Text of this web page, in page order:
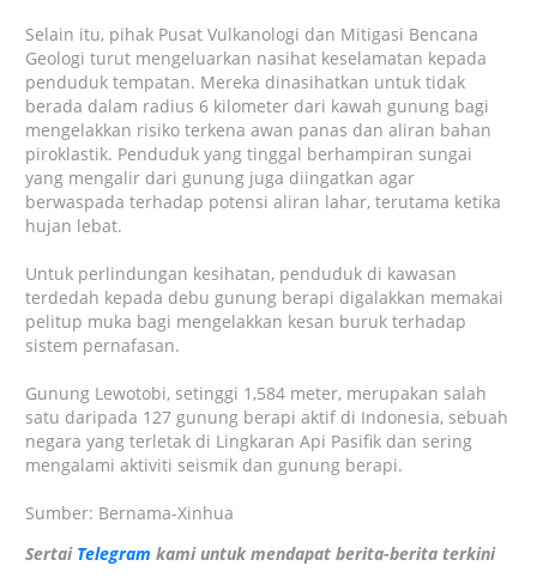
Selain itu, pihak Pusat Vulkanologi dan Mitigasi Bencana
Geologi turut mengeluarkan nasihat keselamatan kepada
penduduk tempatan. Mereka dinasihatkan untuk tidak
berada dalam radius 6 kilometer dari kawah gunung bagi
mengelakkan risiko terkena awan panas dan aliran bahan
piroklastik. Penduduk yang tinggal berhampiran sungai
yang mengalir dari gunung juga diingatkan agar
berwaspada terhadap potensi aliran lahar, terutama ketika
hujan lebat.
Untuk perlindungan kesihatan, penduduk di kawasan
terdedah kepada debu gunung berapi digalakkan memakai
pelitup muka bagi mengelakkan kesan buruk terhadap
sistem pernafasan.
Gunung Lewotobi, setinggi 1,584 meter, merupakan salah
satu daripada 127 gunung berapi aktif di Indonesia, sebuah
negara yang terletak di Lingkaran Api Pasifik dan sering
mengalami aktiviti seismik dan gunung berapi.
Sumber: Bernama-Xinhua
Sertai Telegram kami untuk mendapat berita-berita terkini